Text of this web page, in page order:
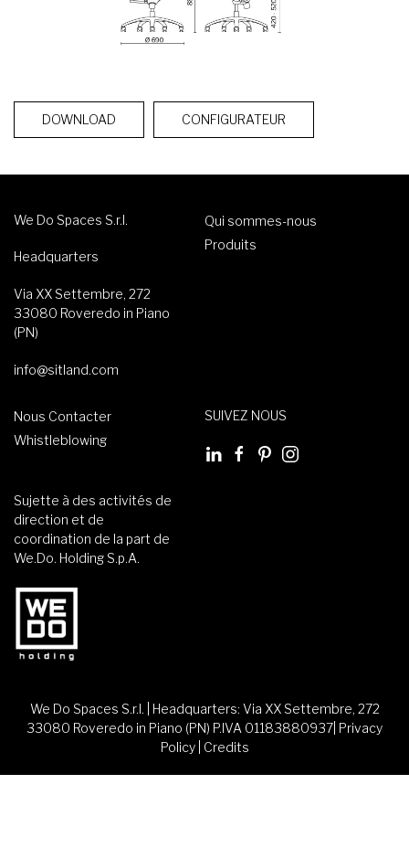
DOWNLOAD CONFIGURATEUR
We Do Spaces S.r.l.
Headquarters
Via XX Settembre, 272
33080 Roveredo in Piano
(PN)
info@sitland.com
Qui sommes-nous
Produits
Nous Contacter
Whistleblowing
SUIVEZ NOUS
Sujette à des activités de
direction et de
coordination de la part de
We.Do. Holding S.p.A.
We Do Spaces S.r.l. | Headquarters: Via XX Settembre, 272
33080 Roveredo in Piano (PN) P.IVA 01183880937| Privacy
Policy| Credits